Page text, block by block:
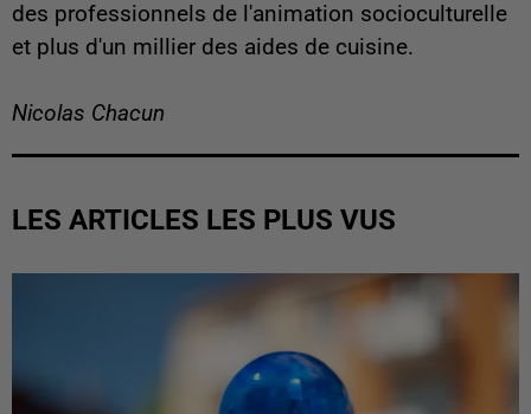
des professionnels de l'animation socioculturelle
et plus d'un millier des aides de cuisine.
Nicolas Chacun
LES ARTICLES LES PLUS VUS